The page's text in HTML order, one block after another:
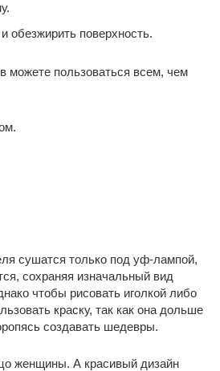
обезжирить поверхность.
можете пользоваться всем, чем
сушатся только под уф-лампой,
сохраняя изначальный вид
чтобы рисовать иголкой либо
краску, так как она дольше
создавать шедевры.
женщины. А красивый дизайн